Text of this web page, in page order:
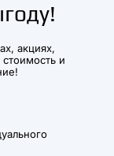
акциях,
и